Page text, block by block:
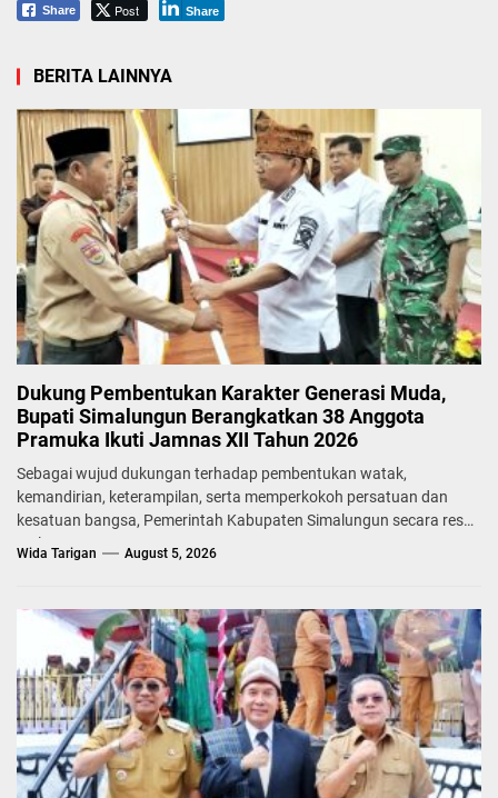
Share Post Share
BERITA LAINNYA
Dukung Pembentukan Karakter Generasi Muda,
Bupati Simalungun Berangkatkan 38 Anggota
Pramuka Ikuti Jamnas XII Tahun 2026
Sebagai wujud dukungan terhadap pembentukan watak,
kemandirian, keterampilan, serta memperkokoh persatuan dan
kesatuan bangsa, Pemerintah Kabupaten Simalungun secara resmi
melepas...
Wida Tarigan August 5, 2026